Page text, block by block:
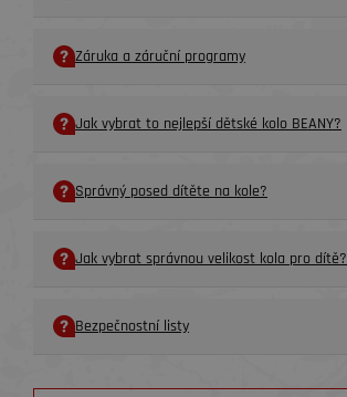
Záruka a záruční programy
Jak vybrat to nejlepší dětské kolo BEANY?
Správný posed dítěte na kole?
Jak vybrat správnou velikost kola pro dítě?
Bezpečnostní listy